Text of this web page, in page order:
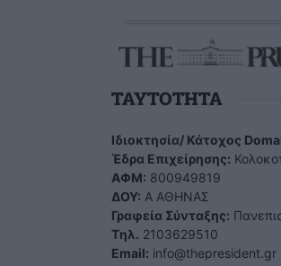
TAYTOTHTA
Ιδιοκτησία/ Κάτοχος
Έδρα Επιχείρησης:
ΑΦΜ: 800949819
ΔΟΥ: Α ΑΘΗΝΑΣ
Γραφεία Σύνταξης:
Tηλ. 2103629510
Email: info@thepresident.gr